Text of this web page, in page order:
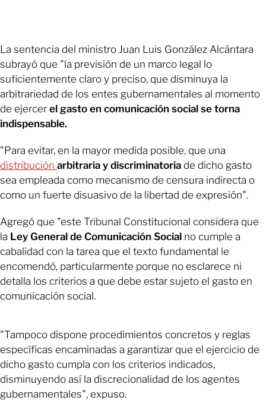
La sentencia del ministro Juan Luis González Alcántara
subrayó que "la previsión de un marco legal lo
suficientemente claro y preciso, que disminuya la
arbitrariedad de los entes gubernamentales al momento
de ejercer el gasto en comunicación social se torna
indispensable.
"Para evitar, en la mayor medida posible, que una
distribución arbitraria y discriminatoria de dicho gasto
sea empleada como mecanismo de censura indirecta o
como un fuerte disuasivo de la libertad de expresión".
Agregó que "este Tribunal Constitucional considera que
la Ley General de Comunicación Social no cumple a
cabalidad con la tarea que el texto fundamental le
encomendó, particularmente porque no esclarece ni
detalla los criterios a que debe estar sujeto el gasto en
comunicación social.
"Tampoco dispone procedimientos concretos y reglas
específicas encaminadas a garantizar que el ejercicio de
dicho gasto cumpla con los criterios indicados,
disminuyendo así la discrecionalidad de los agentes
gubernamentales", expuso.